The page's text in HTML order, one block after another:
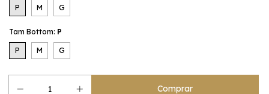
P M G
Tam Bottom: P
P M G